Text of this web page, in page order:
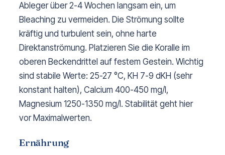
Ableger über 2-4 Wochen langsam ein, um
Bleaching zu vermeiden. Die Strömung sollte
kräftig und turbulent sein, ohne harte
Direktanströmung. Platzieren Sie die Koralle im
oberen Beckendrittel auf festem Gestein. Wichtig
sind stabile Werte: 25-27 °C, KH 7-9 dKH (sehr
konstant halten), Calcium 400-450 mg/l,
Magnesium 1250-1350 mg/l. Stabilität geht hier
vor Maximalwerten.
Ernährung